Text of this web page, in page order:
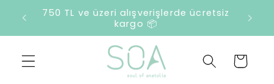
İçeriğe
atla
750 TL ve üzeri alışverişlerde ücretsiz
kargo 📦
Sepet